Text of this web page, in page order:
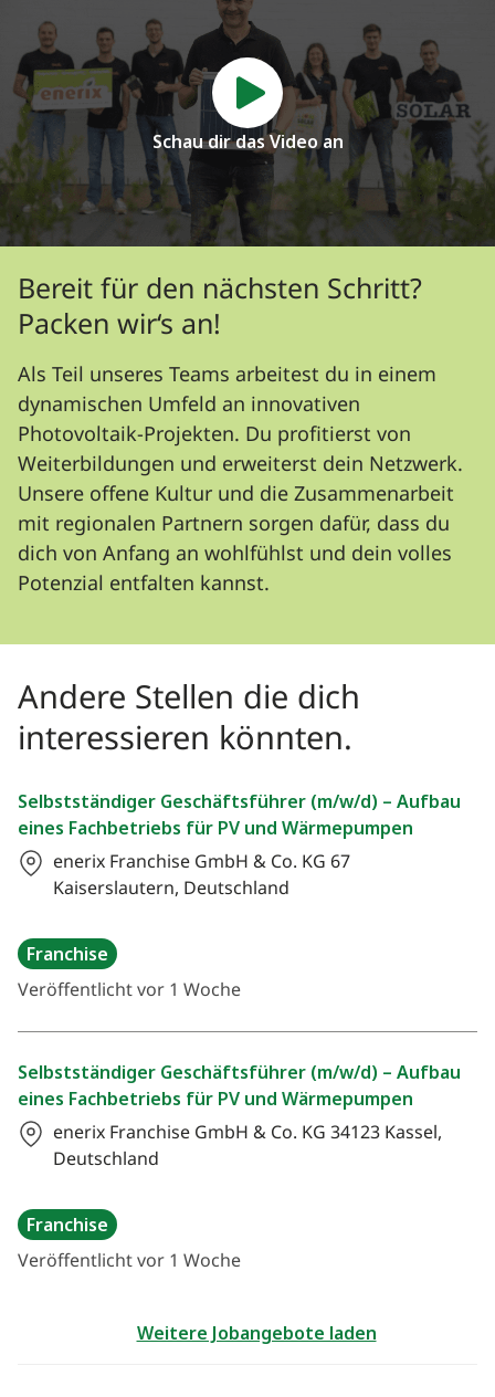
Schau dir das Video an
Bereit für den nächsten Schritt?
Packen wir‘s an!
Als Teil unseres Teams arbeitest du in einem
dynamischen Umfeld an innovativen
Photovoltaik-Projekten. Du profitierst von
Weiterbildungen und erweiterst dein Netzwerk.
Unsere offene Kultur und die Zusammenarbeit
mit regionalen Partnern sorgen dafür, dass du
dich von Anfang an wohlfühlst und dein volles
Potenzial entfalten kannst.
Andere Stellen die dich
interessieren könnten.
Selbstständiger Geschäftsführer (m/w/d) – Aufbau
eines Fachbetriebs für PV und Wärmepumpen
enerix Franchise GmbH & Co. KG 67
Kaiserslautern, Deutschland
Franchise
Veröffentlicht vor 1 Woche
Selbstständiger Geschäftsführer (m/w/d) – Aufbau
eines Fachbetriebs für PV und Wärmepumpen
enerix Franchise GmbH & Co. KG 34123 Kassel,
Deutschland
Franchise
Veröffentlicht vor 1 Woche
Weitere Jobangebote laden